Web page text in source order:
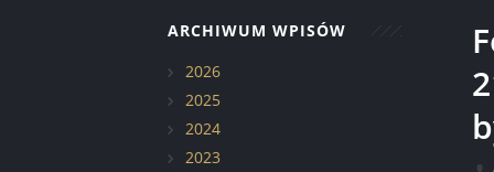
Serwis samochodowy
Hamownia
Transport pojazdu
Renowacja felg
Blog
Realizacje
Kontakt
ARCHIWUM WPISÓW
2026
2025
2024
2023